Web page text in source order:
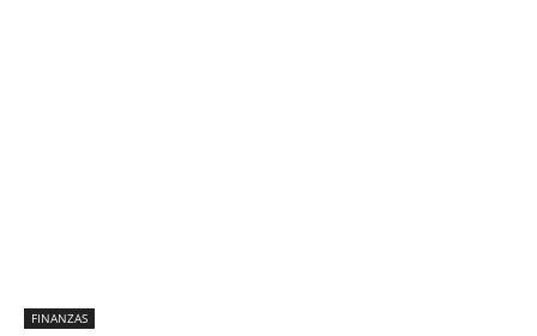
FINANZAS